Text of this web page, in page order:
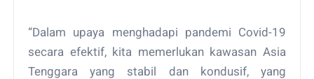
“Dalam upaya menghadapi pandemi Covid-19
secara efektif, kita memerlukan kawasan Asia
Tenggara yang stabil dan kondusif, yang